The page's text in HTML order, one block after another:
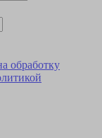
обработку